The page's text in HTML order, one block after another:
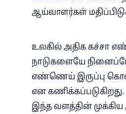
ஆய்வாளர்கள்
உலகில் அதிக கச்சா
நாடுகளையே
எண்ணெய் இருப்பு
என
இந்த வளத்தின் முக்கிய